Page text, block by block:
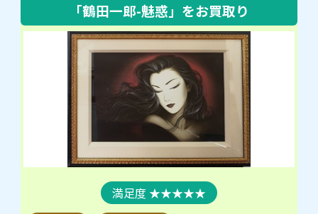
「鶴田一郎-魅惑」 をお買取り
★★★★★